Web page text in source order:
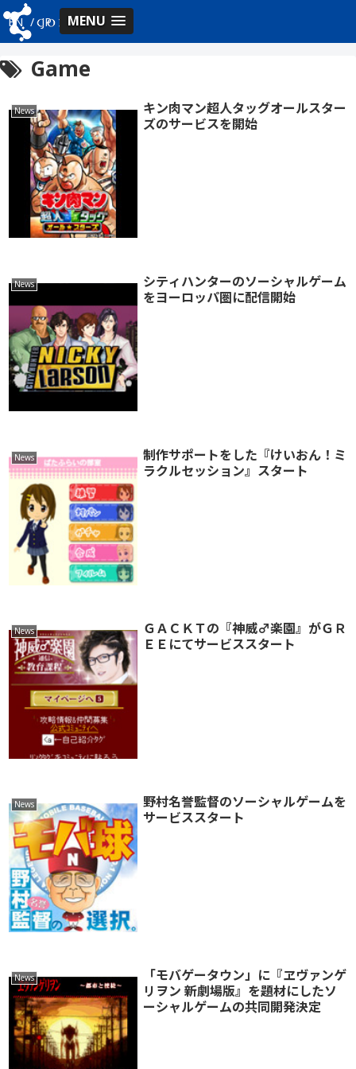
EN / JP MENU
Game
News
キン肉マン超人タッグオールスター
ズのサービスを開始
News
シティハンターのソーシャルゲーム
をヨーロッパ圏に配信開始
News
制作サポートをした『けいおん！ミ
ラクルセッション』スタート
News
ＧＡＣＫＴの『神威♂楽園』がＧＲ
ＥＥにてサービススタート
News
野村名誉監督のソーシャルゲームを
サービススタート
News
「モバゲータウン」に『ヱヴァンゲ
リヲン 新劇場版』を題材にしたソ
ーシャルゲームの共同開発決定